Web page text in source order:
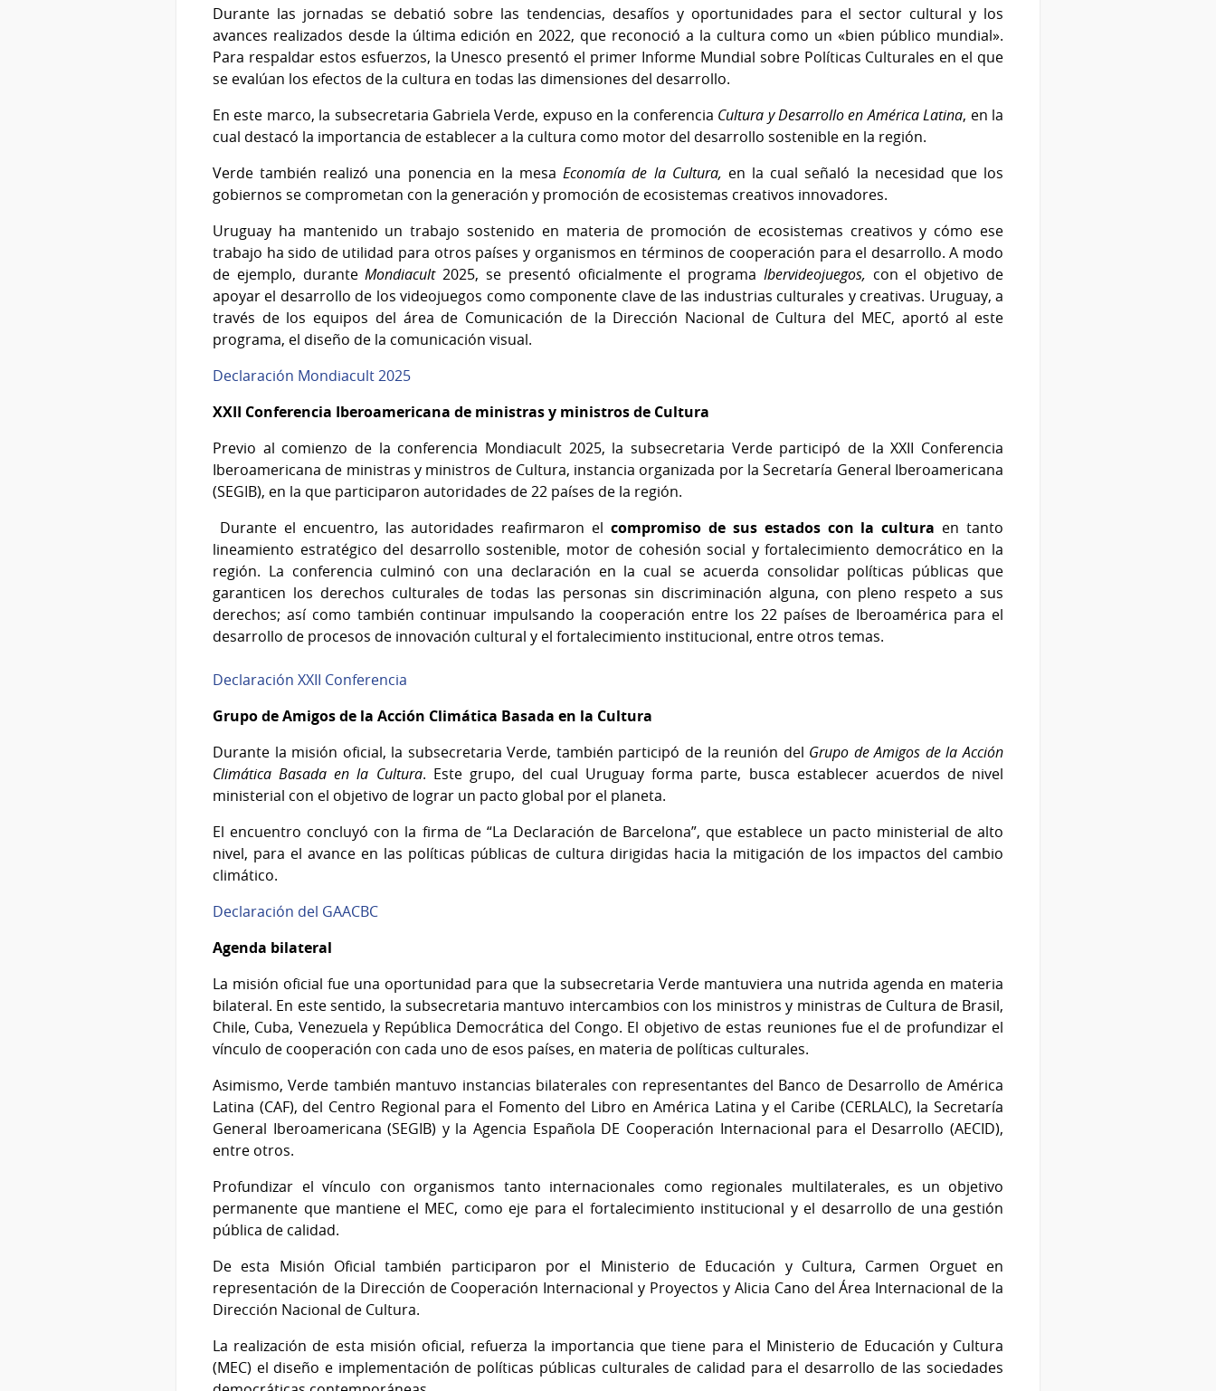
Durante las jornadas se debatió sobre las tendencias, desafíos y oportunidades para el sector cultural y los
avances realizados desde la última edición en 2022, que reconoció a la cultura como un «bien público mundial».
Para respaldar estos esfuerzos, la Unesco presentó el primer Informe Mundial sobre Políticas Culturales en el que
se evalúan los efectos de la cultura en todas las dimensiones del desarrollo.
En este marco, la subsecretaria Gabriela Verde, expuso en la conferencia Cultura y Desarrollo en América Latina, en la
cual destacó la importancia de establecer a la cultura como motor del desarrollo sostenible en la región.
Verde también realizó una ponencia en la mesaEconomía de la Cultura, en la cual señaló la necesidad que los
gobiernos se comprometan con la generación y promoción de ecosistemas creativos innovadores.
Uruguay ha mantenido un trabajo sostenido en materia de promoción de ecosistemas creativos y cómo ese
trabajo ha sido de utilidad para otros países y organismos en términos de cooperación para el desarrollo. A modo
de ejemplo, duranteMondiacult2025, se presentó oficialmente el programa Ibervideojuegos, con el objetivo de
apoyar el desarrollo de los videojuegos como componente clave de las industrias culturales y creativas. Uruguay, a
través de los equipos del área de Comunicación de la Dirección Nacional de Cultura del MEC, aportó al este
programa, el diseño de la comunicación visual.
Declaración Mondiacult 2025
XXII Conferencia Iberoamericana de ministras y ministros de Cultura
Previo al comienzo de la conferencia Mondiacult 2025, la subsecretaria Verde participó de la XXII Conferencia
Iberoamericana de ministras y ministros de Cultura, instancia organizada por la Secretaría General Iberoamericana
(SEGIB), en la que participaron autoridades de 22 países de la región.
Durante el encuentro, las autoridades reafirmaron el compromiso de sus estados con la cultura en tanto
lineamiento estratégico del desarrollo sostenible, motor de cohesión social y fortalecimiento democrático en la
región. La conferencia culminó con una declaración en la cual se acuerda consolidar políticas públicas que
garanticen los derechos culturales de todas las personas sin discriminación alguna, con pleno respeto a sus
derechos; así como también continuar impulsando la cooperación entre los 22 países de Iberoamérica para el
desarrollo de procesos de innovación cultural y el fortalecimiento institucional, entre otros temas.
Declaración XXII Conferencia
Grupo de Amigos de la Acción Climática Basada en la Cultura
Durante la misión oficial, la subsecretaria Verde, también participó de la reunión del Grupo de Amigos de la Acción
Climática Basada en la Cultura. Este grupo, del cual Uruguay forma parte, busca establecer acuerdos de nivel
ministerial con el objetivo de lograr un pacto global por el planeta.
El encuentro concluyó con la firma de “La Declaración de Barcelona”, que establece un pacto ministerial de alto
nivel, para el avance en las políticas públicas de cultura dirigidas hacia la mitigación de los impactos del cambio
climático.
Declaración del GAACBC
Agenda bilateral
La misión oficial fue una oportunidad para que la subsecretaria Verde mantuviera una nutrida agenda en materia
bilateral. En este sentido, la subsecretaria mantuvo intercambios con los ministros y ministras de Cultura de Brasil,
Chile, Cuba, Venezuela y República Democrática del Congo. El objetivo de estas reuniones fue el de profundizar el
vínculo de cooperación con cada uno de esos países, en materia de políticas culturales.
Asimismo, Verde también mantuvo instancias bilaterales con representantes del Banco de Desarrollo de América
Latina (CAF), del Centro Regional para el Fomento del Libro en América Latina y el Caribe (CERLALC), la Secretaría
General Iberoamericana (SEGIB) y la Agencia Española DE Cooperación Internacional para el Desarrollo (AECID),
entre otros.
Profundizar el vínculo con organismos tanto internacionales como regionales multilaterales, es un objetivo
permanente que mantiene el MEC, como eje para el fortalecimiento institucional y el desarrollo de una gestión
pública de calidad.
De esta Misión Oficial también participaron por el Ministerio de Educación y Cultura, Carmen Orguet en
representación de la Dirección de Cooperación Internacional y Proyectos y Alicia Cano del Área Internacional de la
Dirección Nacional de Cultura.
La realización de esta misión oficial, refuerza la importancia que tiene para el Ministerio de Educación y Cultura
(MEC) el diseño e implementación de políticas públicas culturales de calidad para el desarrollo de las sociedades